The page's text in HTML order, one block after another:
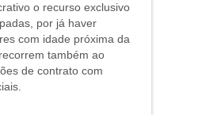
o recurso exclusivo
por já haver
com idade próxima da
também ao
de contrato com